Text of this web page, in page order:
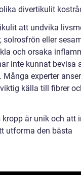
divertikulit
att undvika
solrosfrön eller
och orsaka
inte kunnat bevisa
experter
källa till fibrer
är unik och att
utforma den bästa